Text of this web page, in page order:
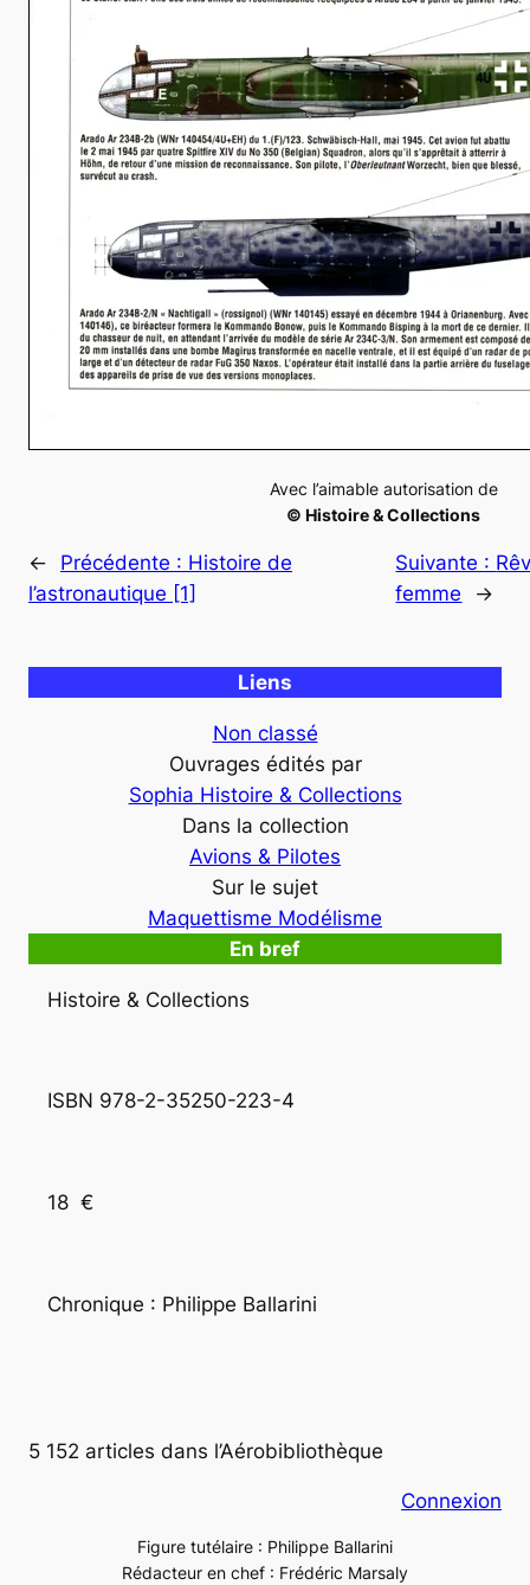
Avec l’aimable autorisation de
© Histoire & Collections
← Précédente : Histoire de
l’astronautique [1]
Suivante :
femme
→
Liens
Non classé
Ouvrages édités par
Sophia Histoire & Collections
Dans la collection
Avions & Pilotes
Sur le sujet
Maquettisme Modélisme
En bref
Histoire & Collections
ISBN 978-2-35250-223-4
18  €
Chronique : Philippe Ballarini
5 152 articles dans l’Aérobibliothèque
Connexion
Figure tutélaire : Philippe Ballarini
Rédacteur en chef : Frédéric Marsaly